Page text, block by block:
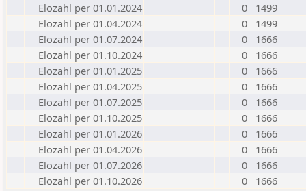
Elozahl per 01.01.2024
0
1499
Elozahl per 01.04.2024
0
1499
Elozahl per 01.07.2024
0
1666
Elozahl per 01.10.2024
0
1666
Elozahl per 01.01.2025
0
1666
Elozahl per 01.04.2025
0
1666
Elozahl per 01.07.2025
0
1666
Elozahl per 01.10.2025
0
1666
Elozahl per 01.01.2026
0
1666
Elozahl per 01.04.2026
0
1666
Elozahl per 01.07.2026
0
1666
Elozahl per 01.10.2026
0 1666